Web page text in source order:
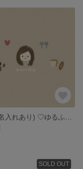
SOLD OUT